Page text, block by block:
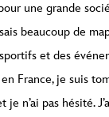
une grande
beaucoup de
et des
France, je suis
je n’ai pas hésité.